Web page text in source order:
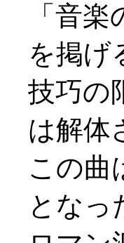
「音
を掲げ
技巧の
は解体
この曲
となっ